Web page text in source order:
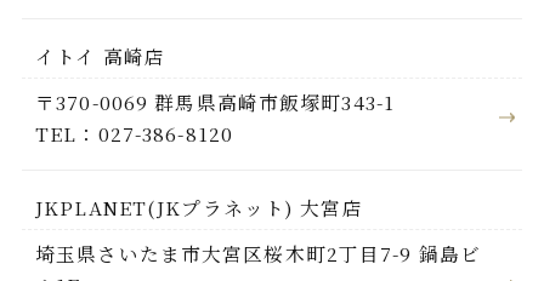
イトイ 高崎店
〒370-0069 群馬県高崎市飯塚町343-1
TEL：027-386-8120
JKPLANET(JKプラネット) 大宮店
埼玉県さいたま市大宮区桜木町2丁目7-9 鍋島ビ